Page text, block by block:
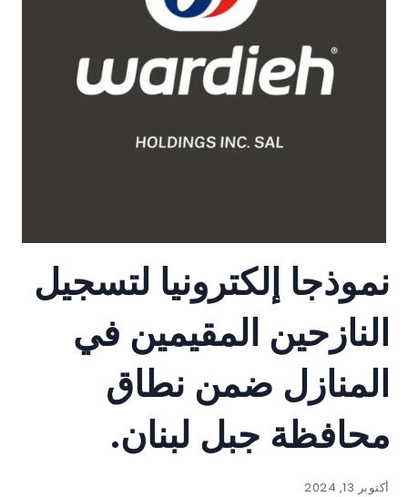
نموذجا إلكترونيا لتسجيل
النازحين المقيمين في
المنازل ضمن نطاق
محافظة جبل لبنان.
أكتوبر 13, 2024